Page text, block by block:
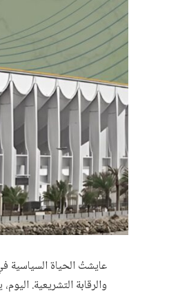
عايشتُ الحياة السياسية
والرقابة التشريعية.